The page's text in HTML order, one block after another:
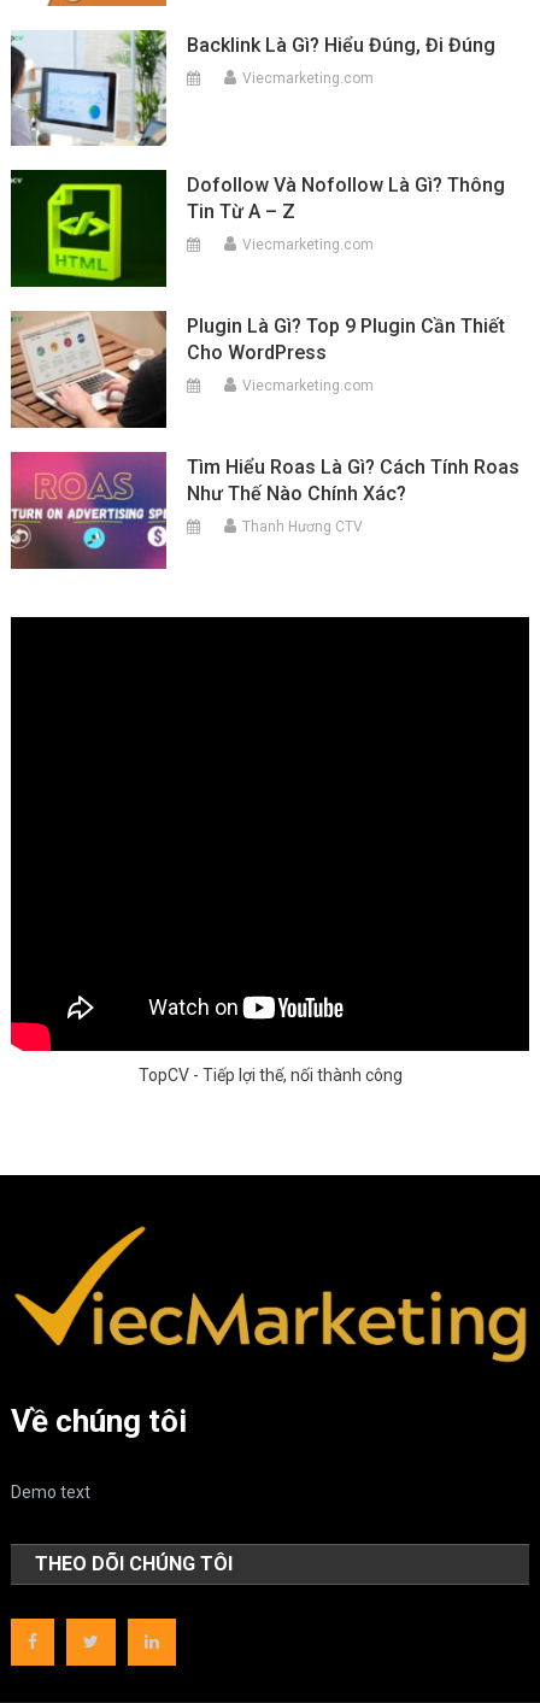
Backlink Là Gì? Hiểu Đúng, Đi Đúng
Viecmarketing.com
Dofollow Và Nofollow Là Gì? Thông
Tin Từ A – Z
Viecmarketing.com
Plugin Là Gì? Top 9 Plugin Cần Thiết
Cho WordPress
Viecmarketing.com
Tìm Hiểu Roas Là Gì? Cách Tính Roas
Như Thế Nào Chính Xác?
Thanh Hương CTV
TopCV - Tiếp lợi thế, nối thành công
Về chúng tôi
Demo text
THEO DÕI CHÚNG TÔI